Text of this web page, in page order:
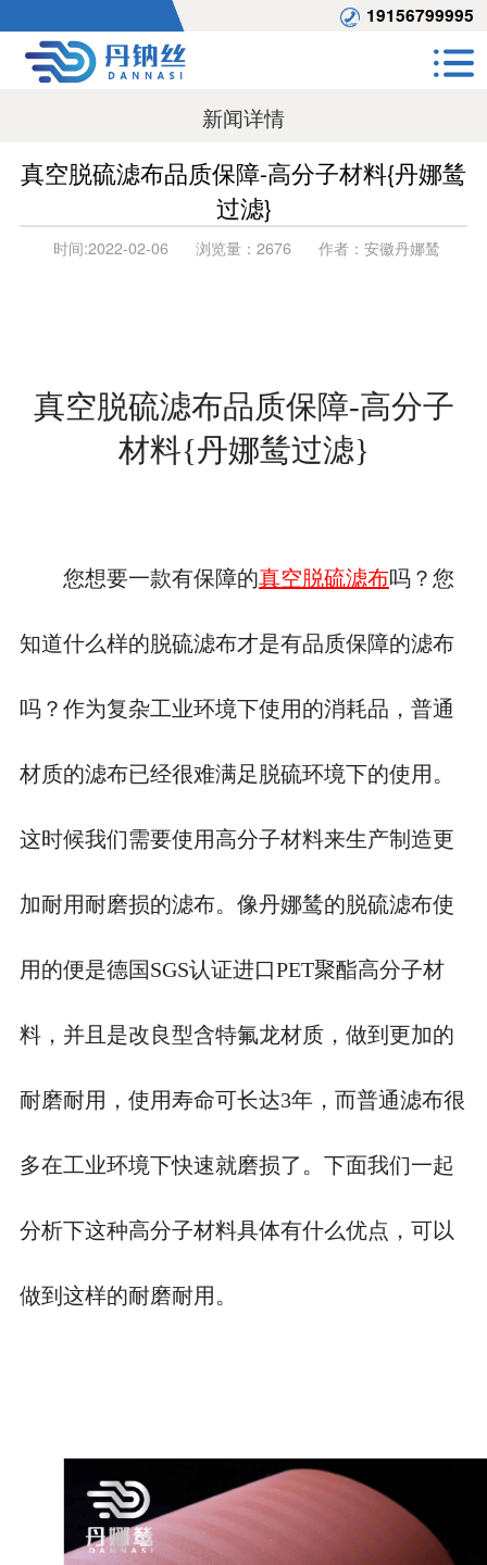
19156799995
新闻详情
真空脱硫滤布品质保障-高分子材料{丹娜鸶
过滤}
时间:2022-02-06 浏览量： 2676 作者： 安徽丹娜鸶
真空脱硫滤布品质保障-高分子
材料{丹娜鸶过滤}
您想要一款有保障的真空脱硫滤布吗？您
知道什么样的脱硫滤布才是有品质保障的滤布
吗？作为复杂工业环境下使用的消耗品，普通
材质的滤布已经很难满足脱硫环境下的使用。
这时候我们需要使用高分子材料来生产制造更
加耐用耐磨损的滤布。像丹娜鸶的脱硫滤布使
用的便是德国SGS认证进口PET聚酯高分子材
料，并且是改良型含特氟龙材质，做到更加的
耐磨耐用，使用寿命可长达3年，而普通滤布很
多在工业环境下快速就磨损了。下面我们一起
分析下这种高分子材料具体有什么优点，可以
做到这样的耐磨耐用。